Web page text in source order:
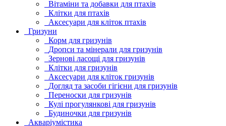
Вітаміни та добавки для птахів
Клітки для птахів
Аксесуари для кліток птахів
Гризуни
Корм для гризунів
Дропси та мінерали для гризунів
Зернові ласощі для гризунів
Клітки для гризунів
Аксесуари для кліток гризунів
Догляд та засоби гігієни для гризунів
Переноски для гризунів
Кулі прогулянкові для гризунів
Будиночки для гризунів
Акваріумістика